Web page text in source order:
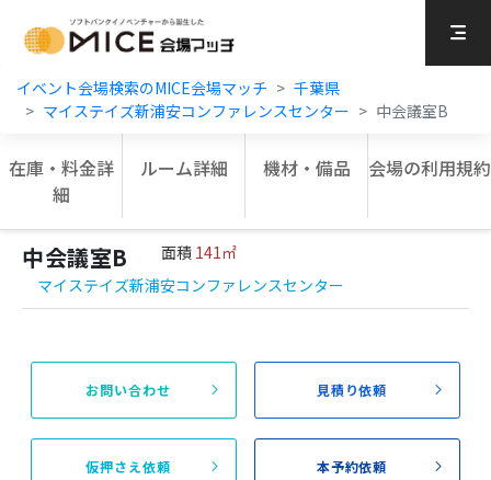
イベント会場検索のMICE会場マッチ
千葉県
マイステイズ新浦安コンファレンスセンター
中会議室B
在庫・料金詳
細
ルーム詳細 機材・備品 会場の利用規約
中会議室B 面積 141㎡
マイステイズ新浦安コンファレンスセンター
お問い合わせ 見積り依頼
仮押さえ依頼 本予約依頼